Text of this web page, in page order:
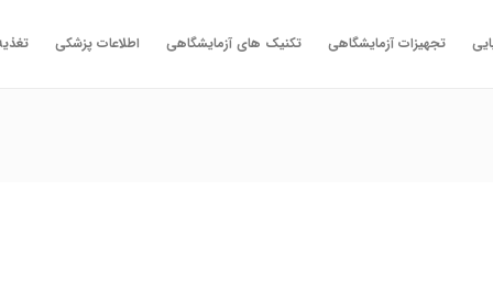
تجهیزات آزمایشگاهی تکنیک های آزمایشگاهی اطلاعات پزشکی